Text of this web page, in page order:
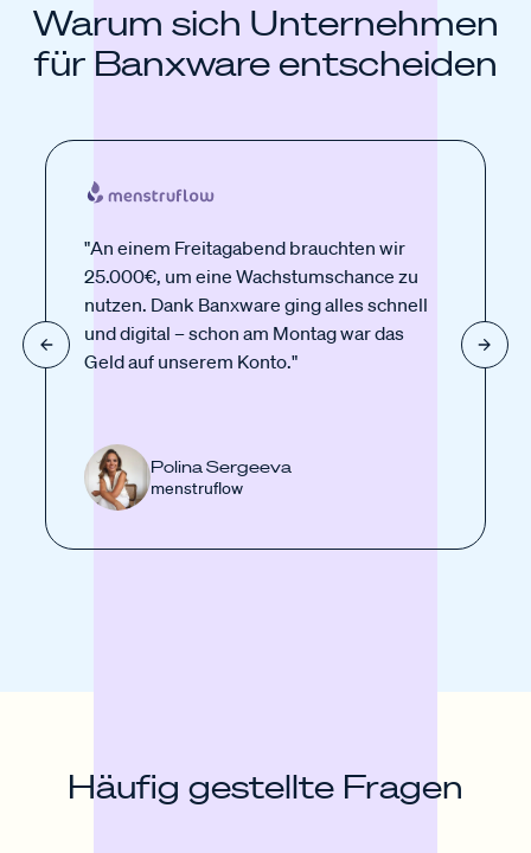
Warum sich Unternehmen
für Banxware entscheiden
"An einem Freitagabend brauchten wir
25.000€, um eine Wachstumschance zu
nutzen. Dank Banxware ging alles schnell
und digital – schon am Montag war das
Geld auf unserem Konto."
Polina Sergeeva
menstruflow
Häufig gestellte Fragen